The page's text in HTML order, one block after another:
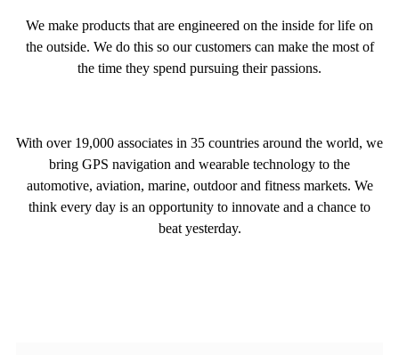
We make products that are engineered on the inside for life on
the outside. We do this so our customers can make the most of
the time they spend pursuing their passions.
With over 19,000 associates in 35 countries around the world, we
bring GPS navigation and wearable technology to the
automotive, aviation, marine, outdoor and fitness markets. We
think every day is an opportunity to innovate and a chance to
beat yesterday.